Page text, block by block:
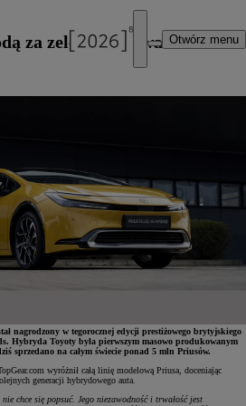
Otwórz menu
za zelektryfikowanie
nagrodzony w tegorocznej edycji prestiżowego brytyjskiego
Hybryda Toyoty była pierwszym masowo produkowanym
sprzedano na całym świecie ponad 5 mln Priusów.
wyróżnił całą linię modelową Priusa, doceniając
generacji hybrydowego auta.
chce się popsuć. Jego niezawodność i trwałość jest